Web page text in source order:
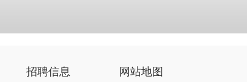
招聘信息 网站地图